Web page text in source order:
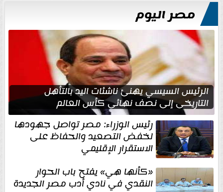
مصر اليوم
الرئيس السيسي يهنئ ناشئات اليد بالتأهل
التاريخي إلى نصف نهائي كأس العالم
رئيس الوزراء: مصر تواصل جهودها
لخفض التصعيد والحفاظ على
الاستقرار الإقليمي
«كأنها هي» يفتح باب الحوار
النقدي في نادي أدب مصر الجديدة